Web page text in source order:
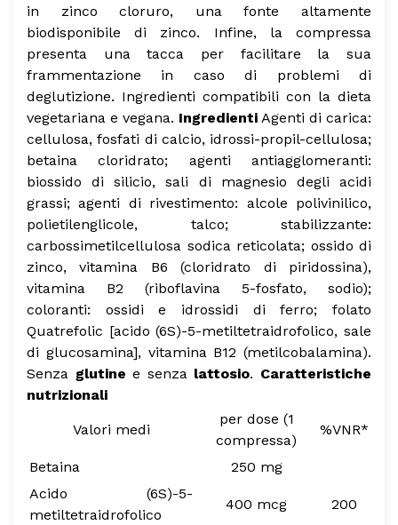
in zinco cloruro, una fonte altamente
biodisponibile di zinco. Infine, la compressa
presenta una tacca per facilitare la sua
frammentazione in caso di problemi di
deglutizione. Ingredienti compatibili con la dieta
vegetariana e vegana. Ingredienti Agenti di carica:
cellulosa, fosfati di calcio, idrossi-propil-cellulosa;
betaina cloridrato; agenti antiagglomeranti:
biossido di silicio, sali di magnesio degli acidi
grassi; agenti di rivestimento: alcole polivinilico,
polietilenglicole, talco; stabilizzante:
carbossimetilcellulosa sodica reticolata; ossido di
zinco, vitamina B6 (cloridrato di piridossina),
vitamina B2 (riboflavina 5-fosfato, sodio);
coloranti: ossidi e idrossidi di ferro; folato
Quatrefolic [acido (6S)-5-metiltetraidrofolico, sale
di glucosamina], vitamina B12 (metilcobalamina).
Senza glutine e senza lattosio. Caratteristiche
nutrizionali
Valori medi
per dose (1
compressa)
%VNR*
Betaina
250 mg
Acido (6S)-5-
metiltetraidrofolico
400 mcg 200